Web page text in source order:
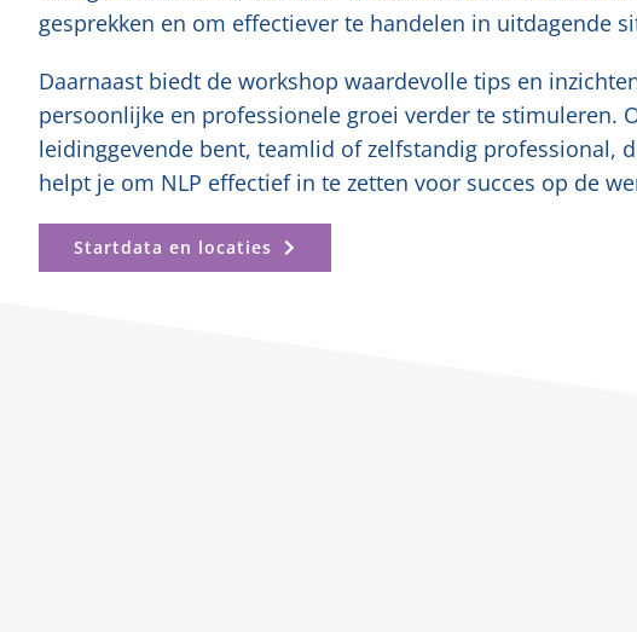
gesprekken en om effectiever te handelen in uitdagende
Daarnaast biedt de workshop waardevolle tips en
persoonlijke en professionele groei verder te stimuleren.
leidinggevende bent, teamlid of zelfstandig professional,
helpt je om NLP effectief in te zetten voor succes op de
Startdata en locaties